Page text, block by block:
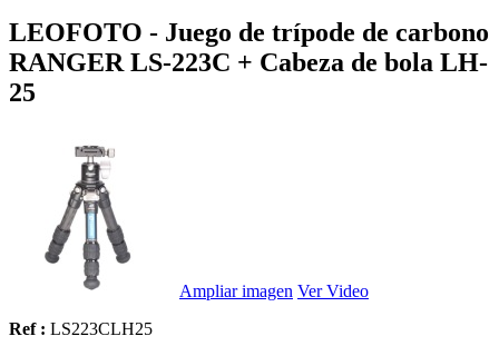
LEOFOTO - Juego de trípode de carbono
RANGER LS-223C + Cabeza de bola LH-
25
Ampliar imagen Ver Video
Ref : LS223CLH25